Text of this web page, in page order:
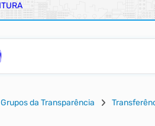
Grupos da Transparência